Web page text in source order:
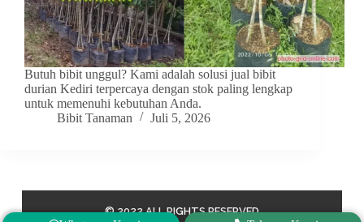
Butuh bibit unggul? Kami adalah solusi jual bibit
durian Kediri terpercaya dengan stok paling lengkap
untuk memenuhi kebutuhan Anda.
Bibit Tanaman
Juli 5, 2026
© 2022 ALL RIGHTS RESERVED